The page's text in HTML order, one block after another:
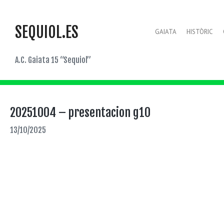
SEQUIOL.ES
A.C. Gaiata 15 “Sequiol”
GAIATA HISTÒRIC
20251004 – presentacion g10
13/10/2025